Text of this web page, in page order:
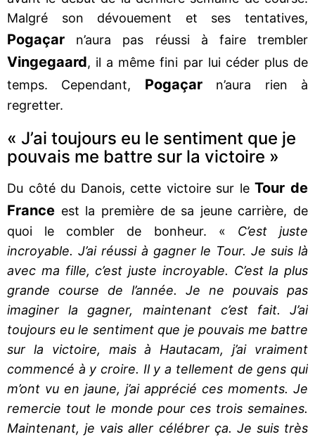
Malgré son dévouement et ses tentatives,
Pogaçar n’aura pas réussi à faire trembler
Vingegaard, il a même fini par lui céder plus de
temps. Cependant, Pogaçarn’aura rien à
regretter.
« J’ai toujours eu le sentiment que je
pouvais me battre sur la victoire »
Du côté du Danois, cette victoire sur leTour de
France est la première de sa jeune carrière, de
quoi le combler de bonheur. « C’est juste
incroyable. J’ai réussi à gagner le Tour. Je suis là
avec ma fille, c’est juste incroyable. C’est la plus
grande course de l’année. Je ne pouvais pas
imaginer la gagner, maintenant c’est fait. J’ai
toujours eu le sentiment que je pouvais me battre
sur la victoire, mais à Hautacam, j’ai vraiment
commencé à y croire. Il y a tellement de gens qui
m’ont vu en jaune, j’ai apprécié ces moments. Je
remercie tout le monde pour ces trois semaines.
Maintenant, je vais aller célébrer ça. Je suis très